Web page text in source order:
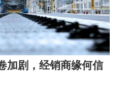
加剧，经销商缘何信